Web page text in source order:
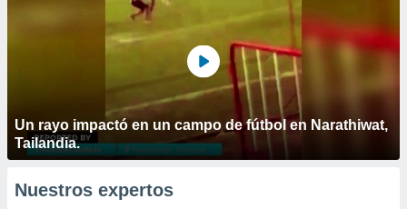
Un rayo impactó en un campo de fútbol en Narathiwat,
Tailandia.
Nuestros expertos